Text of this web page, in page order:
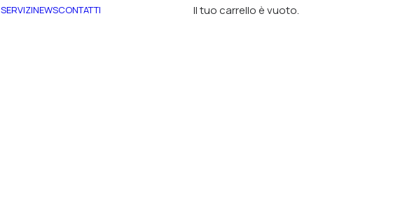
SERVIZINEWSCONTATTI Il tuo carrello è vuoto.